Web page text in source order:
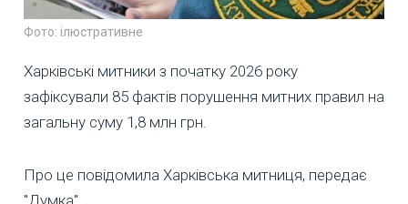
Фото: ілюстративне
Харківські митники з початку 2026 року
зафіксували 85 фактів порушення митних правил на
загальну суму 1,8 млн грн.
Про це повідомила Харківська митниця, передає